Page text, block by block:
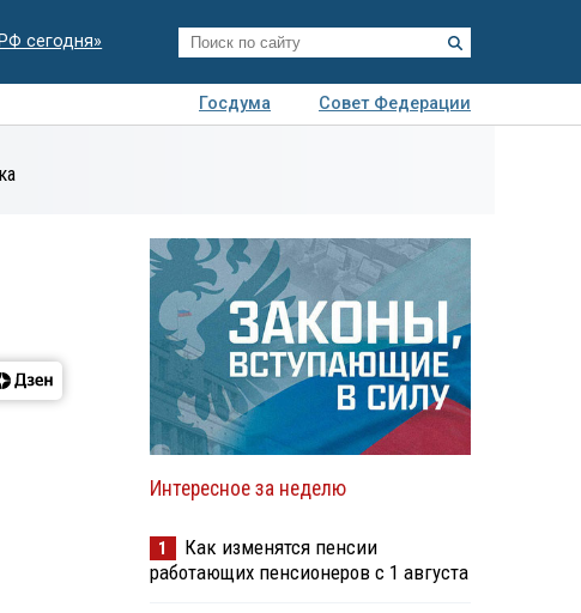
сегодня»
Госдума
Совет Федерации
Интересное за неделю
1
Как изменятся пенсии
работающих пенсионеров с 1 августа